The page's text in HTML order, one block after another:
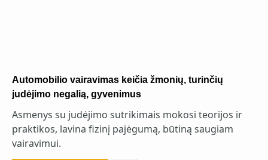
Automobilio vairavimas keičia žmonių, turinčių
judėjimo negalią, gyvenimus
Asmenys su judėjimo sutrikimais mokosi teorijos ir
praktikos, lavina fizinį pajėgumą, būtiną saugiam
vairavimui.